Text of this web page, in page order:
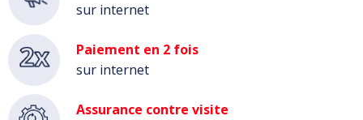
sur internet
Paiement en 2 fois
sur internet
Assurance contre visite